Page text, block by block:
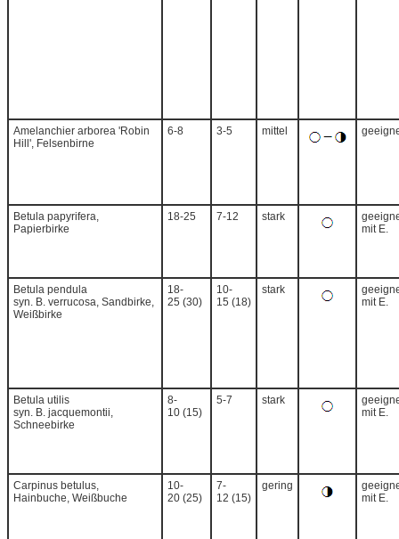
Amelanchier arborea 'Robin
Hill', Felsenbirne
6-8 3-5 mittel
Betula papyrifera,
Papierbirke
18-25 7-12 stark
mit E.
Betula pendula
syn. B. verrucosa, Sandbirke,
Weißbirke
18-
25 (30)
10-
15 (18)
stark
mit E.
Betula utilis
syn. B. jacquemontii,
Schneebirke
8-
10 (15)
5-7 stark
mit E.
Carpinus betulus,
Hainbuche, Weißbuche
10-
20 (25)
7-
12 (15)
gering
mit E.